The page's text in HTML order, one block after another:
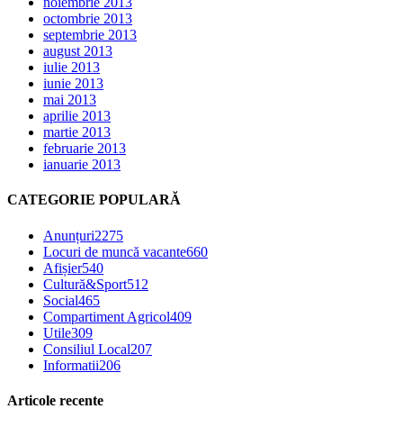
octombrie 2013
septembrie 2013
august 2013
iulie 2013
iunie 2013
mai 2013
aprilie 2013
martie 2013
februarie 2013
ianuarie 2013
CATEGORIE POPULARĂ
Anunțuri2275
Locuri de muncă vacante660
Afișier540
Cultură&Sport512
Social465
Compartiment Agricol409
Utile309
Consiliul Local207
Informatii206
Articole recente